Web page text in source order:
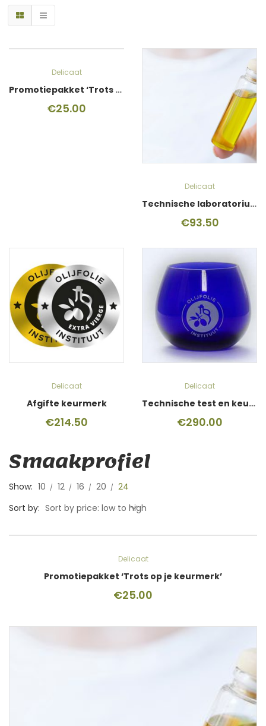
Delicaat
Promotiepakket ‘Trots op je keurmerk’
€25.00
Delicaat
Technische laboratoriumtest
€93.50
Delicaat
Afgifte keurmerk
€214.50
Delicaat
Technische test en keurmerk
€290.00
Smaakprofiel
Show: 10 12 16 20
24
Sort by: Sort by price: low to high
Delicaat
Promotiepakket ‘Trots op je keurmerk’
€25.00